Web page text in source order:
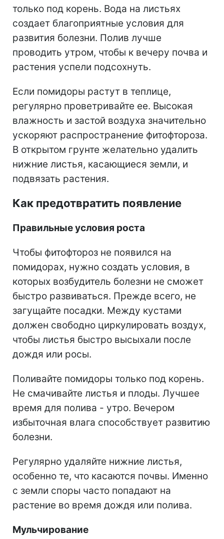
только под корень. Вода на листьях
создает благоприятные условия для
развития болезни. Полив лучше
проводить утром, чтобы к вечеру почва и
растения успели подсохнуть.
Если помидоры растут в теплице,
регулярно проветривайте ее. Высокая
влажность и застой воздуха значительно
ускоряют распространение фитофтороза.
В открытом грунте желательно удалить
нижние листья, касающиеся земли, и
подвязать растения.
Как предотвратить появление
Правильные условия роста
Чтобы фитофтороз не появился на
помидорах, нужно создать условия, в
которых возбудитель болезни не сможет
быстро развиваться. Прежде всего, не
загущайте посадки. Между кустами
должен свободно циркулировать воздух,
чтобы листья быстро высыхали после
дождя или росы.
Поливайте помидоры только под корень.
Не смачивайте листья и плоды. Лучшее
время для полива - утро. Вечером
избыточная влага способствует развитию
болезни.
Регулярно удаляйте нижние листья,
особенно те, что касаются почвы. Именно
с земли споры часто попадают на
растение во время дождя или полива.
Мульчирование